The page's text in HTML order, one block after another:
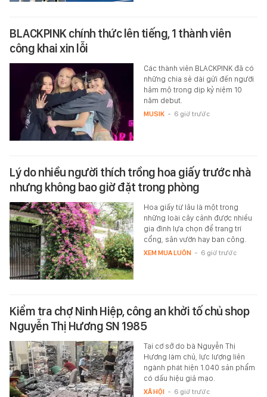
BLACKPINK chính thức lên tiếng, 1 thành viên
công khai xin lỗi
Các thành viên BLACKPINK đã có
những chia sẻ dài gửi đến người
hâm mộ trong dịp kỷ niệm 10
năm debut.
MUSIK - 6 giờ trước
Lý do nhiều người thích trồng hoa giấy trước nhà
nhưng không bao giờ đặt trong phòng
Hoa giấy từ lâu là một trong
những loài cây cảnh được nhiều
gia đình lựa chọn để trang trí
cổng, sân vườn hay ban công.
XEM MUA LUÔN - 6 giờ trước
Kiểm tra chợ Ninh Hiệp, công an khởi tố chủ shop
Nguyễn Thị Hương SN 1985
Tại cơ sở do bà Nguyễn Thị
Hương làm chủ, lực lượng liên
ngành phát hiện 1.040 sản phẩm
có dấu hiệu giả mạo.
XÃ HỘI - 6 giờ trước